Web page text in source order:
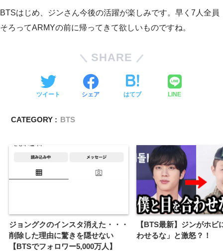
BTSはじめ、ジンさん今後の活躍が楽しみです。早く7人全員
そろってARMYの前に帰ってきて欲しいものですね。
SHARE
ツイート シェア はてブ LINE
CATEGORY : BTS
ジョングクのインスタ消えた・・・
削除した理由に驚きを隠せない
【BTSでフォロワー5,000万人】
【BTS最新】ジンがホビ
わせるな」と激怒？！